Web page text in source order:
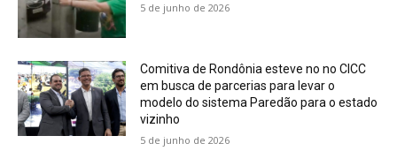
5 de junho de 2026
Comitiva de Rondônia esteve no no CICC
em busca de parcerias para levar o
modelo do sistema Paredão para o estado
vizinho
5 de junho de 2026